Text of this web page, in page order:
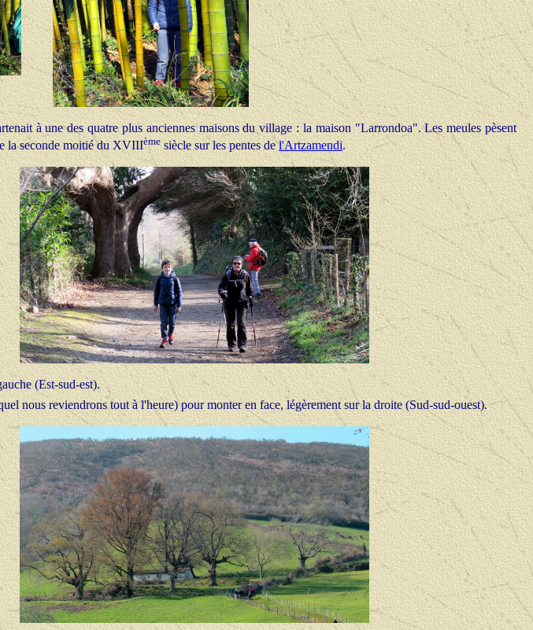
à une des quatre plus anciennes maisons du village : la maison "Larrondoa". Les meules pèsent
la seconde moitié du XVIIIèmesiècle sur les pentes del'Artzamendi.
(Est-sud-est).
nous reviendrons tout à l'heure) pour monter en face, légèrement sur la droite (Sud-sud-ouest).